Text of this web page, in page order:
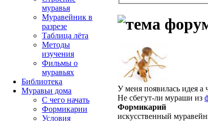
У меня появилась идея а
Не сбегут-ли мураши из
Формикарий
искусственный
муравья
Муравейник в
разрезе
Таблица лёта
Методы
изучения
Фильмы о
муравьях
Библиотека
Муравьи дома
С чего начать
Формикарии
Условия